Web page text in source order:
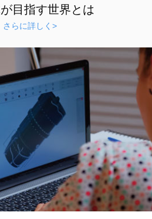
目指す世界とは
さらに詳しく>